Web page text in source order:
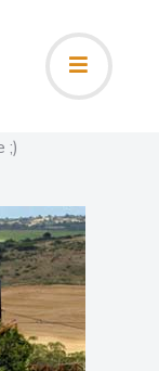
;)